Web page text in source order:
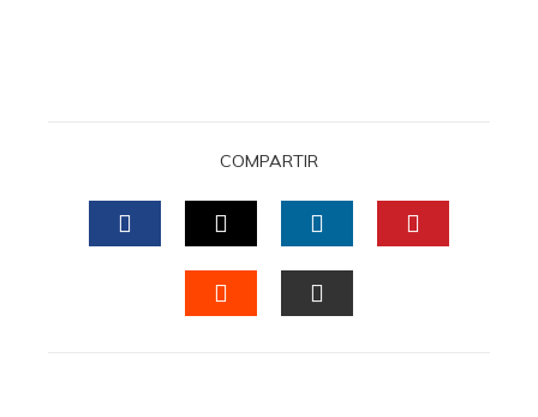
COMPARTIR
FACEBOOKTWITTERLINKEDIN